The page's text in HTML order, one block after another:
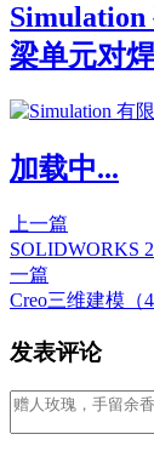
Simulation
梁单元对
加载中...
上一篇
SOLIDWORKS
一篇
Creo三维建模（
发表评论